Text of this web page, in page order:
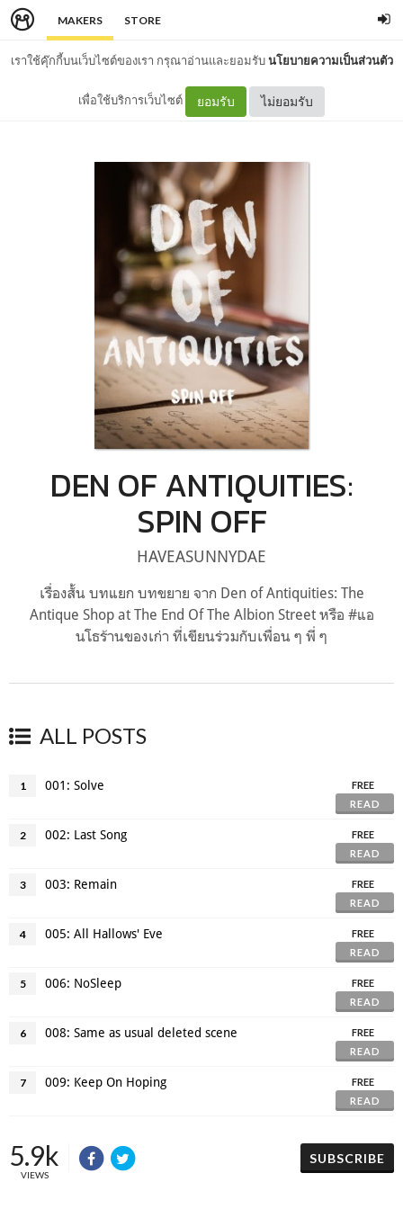
MAKERS STORE
เราใช้คุ๊กกี้บนเว็บไซต์ของเรา กรุณาอ่านและยอมรับนโยบายความเป็นส่วนตัว
เพื่อใช้บริการเว็บไซต์ ยอมรับ ไม่ยอมรับ
DEN OF ANTIQUITIES:
SPIN OFF
HAVEASUNNYDAE
เรื่องสั้น บทแยก บทขยาย จาก Den of Antiquities: The
Antique Shop at The End Of The Albion Street หรือ #แอ
นโธร้านของเก่า ที่เขียนร่วมกับเพื่อน ๆ พี่ ๆ
ALL POSTS
1 001: Solve
FREE
READ
2 002: Last Song
FREE
READ
3 003: Remain
FREE
READ
4 005: All Hallows' Eve
FREE
READ
5 006: NoSleep
FREE
READ
6 008: Same as usual deleted scene
FREE
READ
7 009: Keep On Hoping
FREE
READ
5.9k
VIEWS
SUBSCRIBE